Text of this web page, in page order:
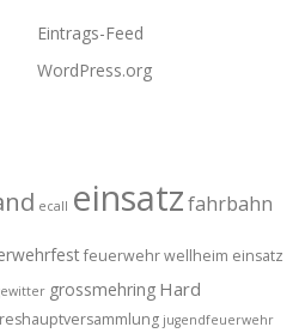
Eintrags-Feed
WordPress.org
ecall einsatzfahrbahn
feuerwehr wellheim einsatz
grossmehring Hard
jugendfeuerwehr